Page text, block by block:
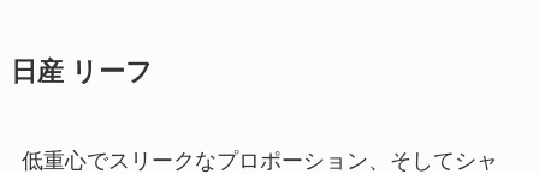
日産 リーフ
低重心でスリークなプロポーション、そしてシャ